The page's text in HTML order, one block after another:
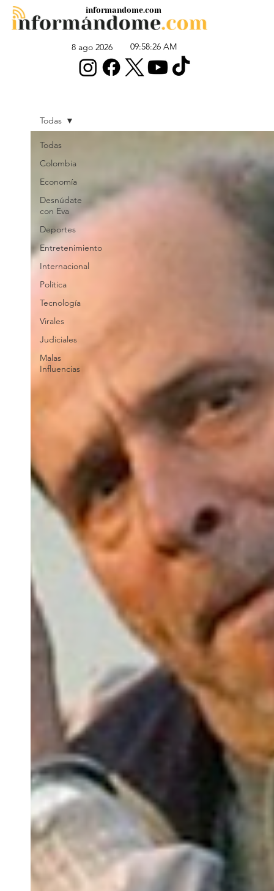
8 ago 2026 09:58:26 AM
informandome.com
Todas
Colombia
Economía
Desnúdate
con Eva
Deportes
Entretenimiento
Internacional
Política
Tecnología
Virales
Judiciales
Malas
Influencias
Todas